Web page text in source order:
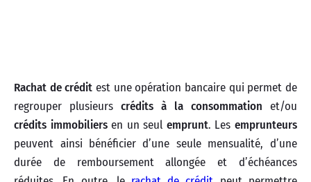
Rachat de crédit est une opération bancaire qui permet de
regrouper plusieurscrédits à la consommation et/ou
crédits immobiliersen un seul emprunt. Les emprunteurs
peuvent ainsi bénéficier d’une seule mensualité, d’une
durée de remboursement allongée et d’échéances